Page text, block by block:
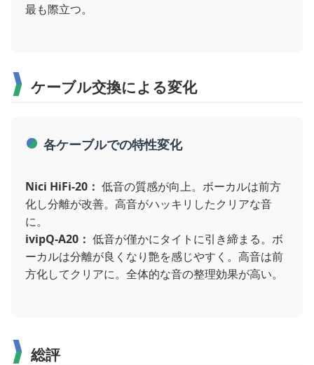
最も際立つ。
ケーブル交換による変化
各ケーブルでの特性変化
Nici HiFi-20： 低音の質感が向上。ボーカルは前方
化し分離が改善。高音がハッキリしたクリアな音
に。
ivipQ-A20： 低音が僅かにタイトに引き締まる。ボ
ーカルは分離が良くなり艶を感じやすく。高音は前
方化してクリアに。全体的な音の整理効果が高い。
総評